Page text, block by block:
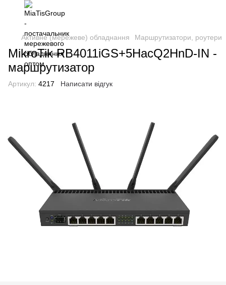
Активне (мережеве) обладнання Маршрутизатори, роутери
MikroTik RB4011iGS+5HacQ2HnD-IN -
маршрутизатор
Артикул: 4217 Написати відгук